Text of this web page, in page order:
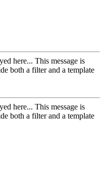
here... This message is
both a filter and a template
here... This message is
both a filter and a template